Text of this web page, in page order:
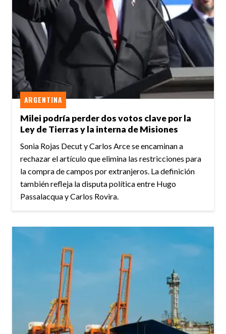
Milei podría perder dos votos clave por la
Ley de Tierras y la interna de Misiones
ARGENTINA
Sonia Rojas Decut y Carlos Arce se encaminan a
rechazar el artículo que elimina las restricciones para
la compra de campos por extranjeros. La definición
también refleja la disputa política entre Hugo
Passalacqua y Carlos Rovira.